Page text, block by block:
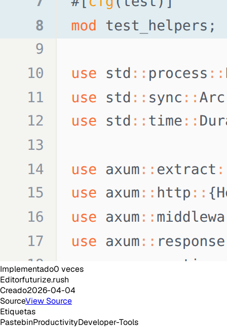
Implementado0 veces
Editorfuturize.rush
Creado2026-04-04
SourceView Source
Etiquetas
PastebinProductivityDeveloper-Tools